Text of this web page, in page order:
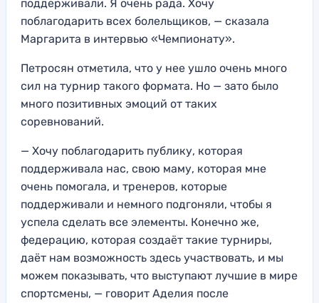
поддерживали. Я очень рада. Хочу
поблагодарить всех болельщиков, — сказала
Маргарита в интервью «Чемпионату».
Петросян отметила, что у нее ушло очень много
сил на турнир такого формата. Но — зато было
много позитивных эмоций от таких
соревнований.
— Хочу поблагодарить публику, которая
поддерживала нас, свою маму, которая мне
очень помогала, и тренеров, которые
поддерживали и немного подгоняли, чтобы я
успела сделать все элементы. Конечно же,
федерацию, которая создаёт такие турниры,
даёт нам возможность здесь участвовать, и мы
можем показывать, что выступают лучшие в мире
спортсмены, — говорит Аделия после